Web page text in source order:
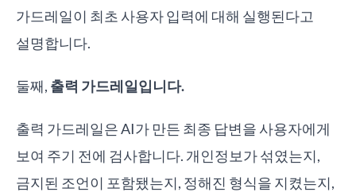
가드레일이 최초 사용자 입력에 대해 실행된다고
설명합니다.
둘째, 출력 가드레일입니다.
출력 가드레일은 AI가 만든 최종 답변을 사용자에게
보여 주기 전에 검사합니다. 개인정보가 섞였는지,
금지된 조언이 포함됐는지, 정해진 형식을 지켰는지,